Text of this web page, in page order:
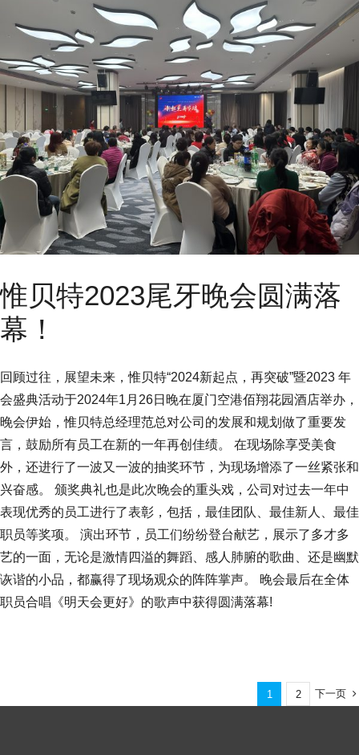
惟贝特2023尾牙晚会圆满落
幕！
回顾过往，展望未来，惟贝特“2024新起点，再突破”暨2023 年
会盛典活动于2024年1月26日晚在厦门空港佰翔花园酒店举办，
晚会伊始，惟贝特总经理范总对公司的发展和规划做了重要发
言，鼓励所有员工在新的一年再创佳绩。 在现场除享受美食
外，还进行了一波又一波的抽奖环节，为现场增添了一丝紧张和
兴奋感。 颁奖典礼也是此次晚会的重头戏，公司对过去一年中
表现优秀的员工进行了表彰，包括，最佳团队、最佳新人、最佳
职员等奖项。 演出环节，员工们纷纷登台献艺，展示了多才多
艺的一面，无论是激情四溢的舞蹈、感人肺腑的歌曲、还是幽默
诙谐的小品，都赢得了现场观众的阵阵掌声。 晚会最后在全体
职员合唱《明天会更好》的歌声中获得圆满落幕!
1 2 下一页